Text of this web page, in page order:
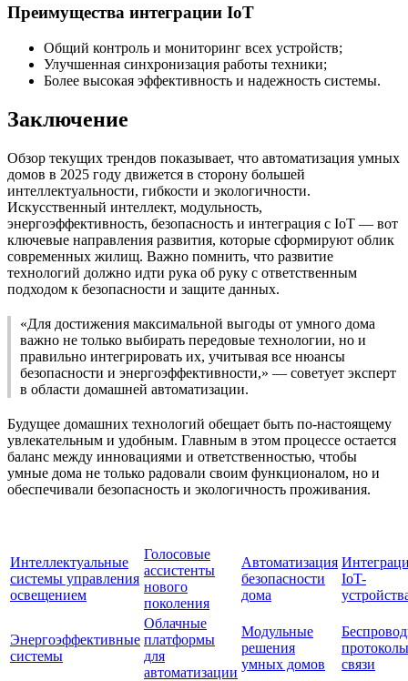
Преимущества интеграции IoT
Общий контроль и мониторинг всех устройств;
Улучшенная синхронизация работы техники;
Более высокая эффективность и надежность системы.
Заключение
Обзор текущих трендов показывает, что автоматизация умных
домов в 2025 году движется в сторону большей
интеллектуальности, гибкости и экологичности.
Искусственный интеллект, модульность,
энергоэффективность, безопасность и интеграция с IoT — вот
ключевые направления развития, которые сформируют облик
современных жилищ. Важно помнить, что развитие
технологий должно идти рука об руку с ответственным
подходом к безопасности и защите данных.
«Для достижения максимальной выгоды от умного дома
важно не только выбирать передовые технологии, но и
правильно интегрировать их, учитывая все нюансы
безопасности и энергоэффективности,» — советует эксперт
в области домашней автоматизации.
Будущее домашних технологий обещает быть по-настоящему
увлекательным и удобным. Главным в этом процессе остается
баланс между инновациями и ответственностью, чтобы
умные дома не только радовали своим функционалом, но и
обеспечивали безопасность и экологичность проживания.
Интеллектуальные
системы управления
освещением
Голосовые
ассистенты
нового
поколения
Автоматизация
безопасности
дома
IoT-
Энергоэффективные
системы
Облачные
платформы
для
автоматизации
Модульные
решения
умных домов
протоколы
связи